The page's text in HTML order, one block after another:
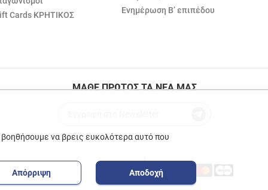
Cards ΚΡΗΤΙΚΟΣ
Ενημέρωση Β’ επιπέδου
ΜΑΘΕ ΠΡΩΤΟΣ ΤΑ ΝΕΑ ΜΑΣ
να βρεις ευκολότερα αυτό που
Απόρριψη Αποδοχή